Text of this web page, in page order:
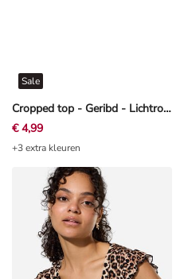
Cropped top - Geribd - Lichtroze
Sale
€ 4,99
+3 extra kleuren